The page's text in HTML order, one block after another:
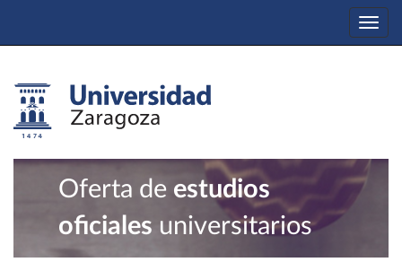
Oferta de estudios
oficiales universitarios